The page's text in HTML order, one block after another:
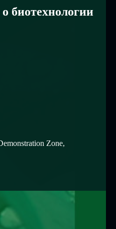
биотехнологии
Zone,